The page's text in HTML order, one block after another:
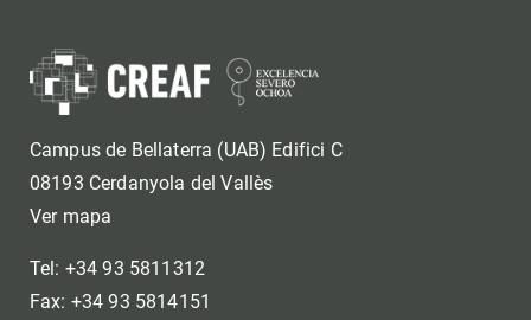
Campus de Bellaterra (UAB) Edifici C
08193 Cerdanyola del Vallès
Ver mapa
Tel: +34 93 5811312
Fax: +34 93 5814151